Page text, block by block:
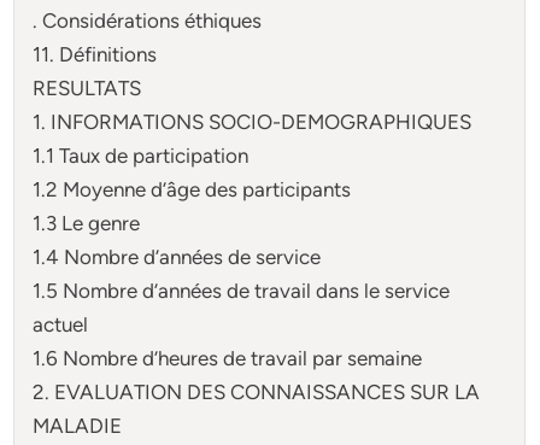
. Considérations éthiques
11. Définitions
RESULTATS
1. INFORMATIONS SOCIO-DEMOGRAPHIQUES
1.1 Taux de participation
1.2 Moyenne d’âge des participants
1.3 Le genre
1.4 Nombre d’années de service
1.5 Nombre d’années de travail dans le service
actuel
1.6 Nombre d’heures de travail par semaine
2. EVALUATION DES CONNAISSANCES SUR LA
MALADIE